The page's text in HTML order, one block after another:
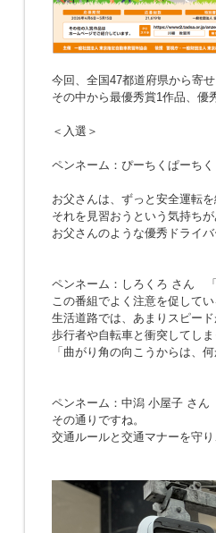
今回、全国47都道府県から寄
その中から最優秀賞1作品、優
＜入選＞
ペンネーム：ぴーちくぱーち
お父さんは、ずっと安全運転
それを見習おうという気持ち
お父さんのような優秀ドライ
ペンネーム：しろくろ さん
この番組でよく注意を促してい
生活道路では、あまりスピード
歩行者や自転車と衝突してし
「曲がり角の向こうからは、
ペンネーム：中潟 小屋子 さ
その通りですね。
交通ルールと交通マナーを守り